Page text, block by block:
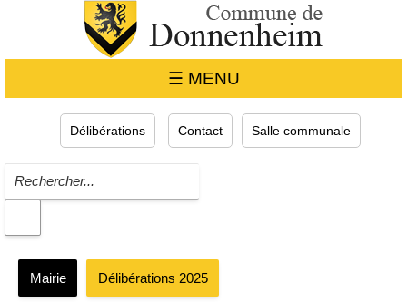
☰ MENU
Délibérations Contact Salle communale
Mairie Délibérations 2025